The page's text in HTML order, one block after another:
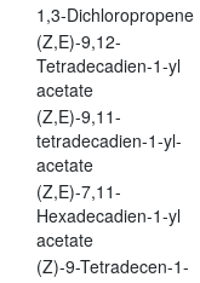
1,3-Dichloropropene
(Z,E)-9,12-
Tetradecadien-1-yl
acetate
(Z,E)-9,11-
tetradecadien-1-yl-
acetate
(Z,E)-7,11-
Hexadecadien-1-yl
acetate
(Z)-9-Tetradecen-1-